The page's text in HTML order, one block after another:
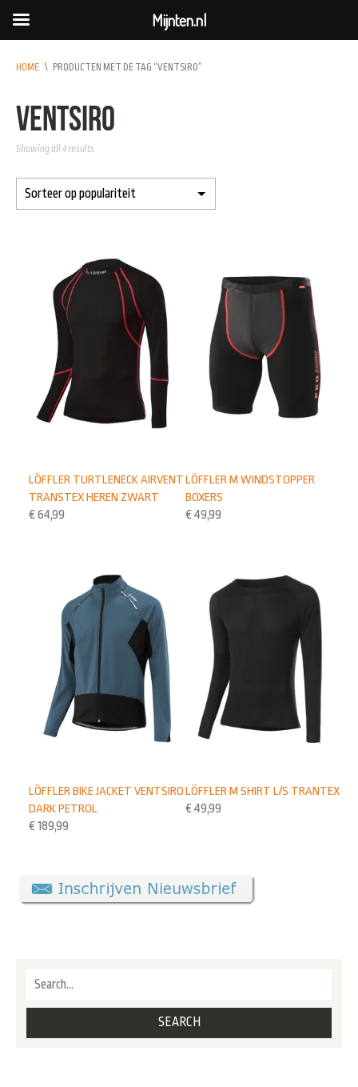
HOME \ PRODUCTEN MET DE TAG “VENTSIRO”
ventsiro
Showing all 4 results
LÖFFLER M WINDSTOPPER
BOXERS
€ 49,99
LÖFFLER TURTLENECK AIRVENT
TRANSTEX HEREN ZWART
€ 64,99
LÖFFLER M SHIRT L/S TRANTEX
€ 49,99
LÖFFLER BIKE JACKET VENTSIRO
DARK PETROL
€ 189,99
Mijnten.nl